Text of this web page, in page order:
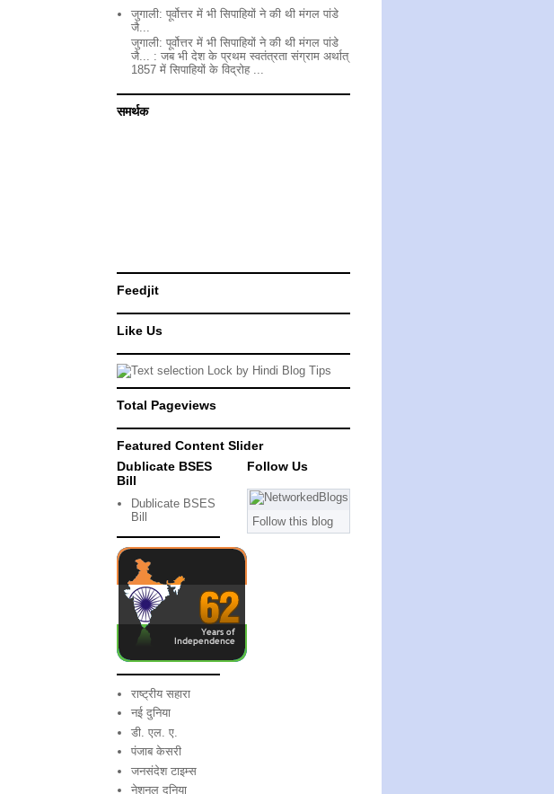
जुगाली: पूर्वोत्तर में भी सिपाहियों ने की थी मंगल पांडे
जै...
जुगाली: पूर्वोत्तर में भी सिपाहियों ने की थी मंगल पांडे
जै... : जब भी देश के प्रथम स्वतंत्रता संग्राम अर्थात्
1857 में सिपाहियों के विद्रोह ...
समर्थक
Feedjit
Like Us
Total Pageviews
Featured Content Slider
Dublicate BSES
Bill
Dublicate BSES
Bill
राष्ट्रीय सहारा
नई दुनिया
डी. एल. ए.
पंजाब केसरी
जनसंदेश टाइम्स
नेशनल दुनिया
Follow Us
Follow this blog